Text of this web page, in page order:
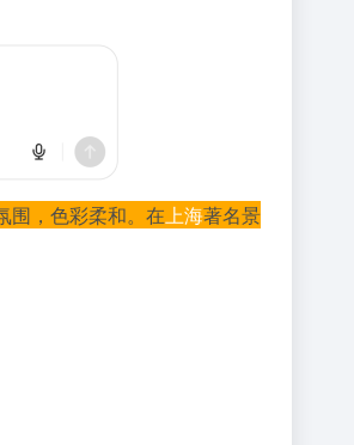
围，色彩柔和。在上海著名景